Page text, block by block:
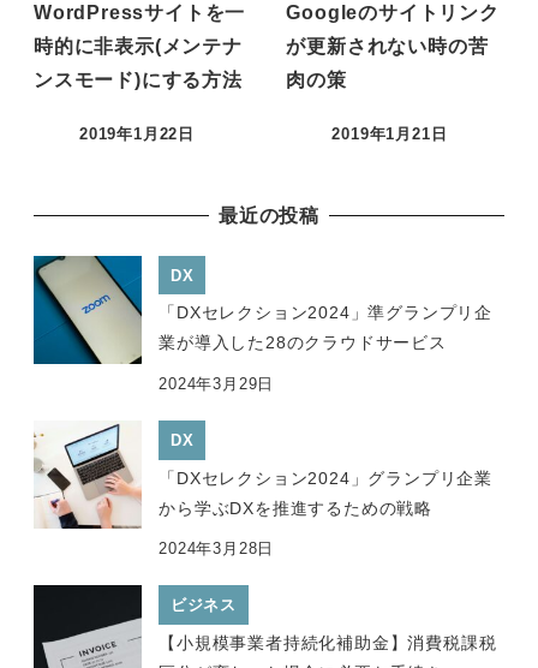
WordPressサイトを一
時的に非表示(メンテナ
ンスモード)にする方法
投稿日
2019年1月22日
Googleのサイトリンク
が更新されない時の苦
肉の策
投稿日
2019年1月21日
最近の投稿
DX
「DXセレクション2024」準グランプリ企
業が導入した28のクラウドサービス
2024年3月29日
DX
「DXセレクション2024」グランプリ企業
から学ぶDXを推進するための戦略
2024年3月28日
ビジネス
【小規模事業者持続化補助金】消費税課税